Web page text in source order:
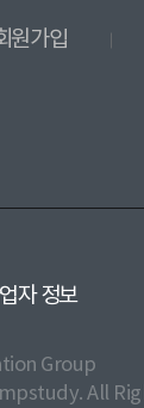
원가입
자 정보
Group
All